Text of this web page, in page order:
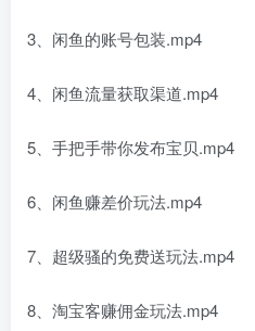
3、闲鱼的账号包装.mp4
4、闲鱼流量获取渠道.mp4
5、手把手带你发布宝贝.mp4
6、闲鱼赚差价玩法.mp4
7、超级骚的免费送玩法.mp4
8、淘宝客赚佣金玩法.mp4